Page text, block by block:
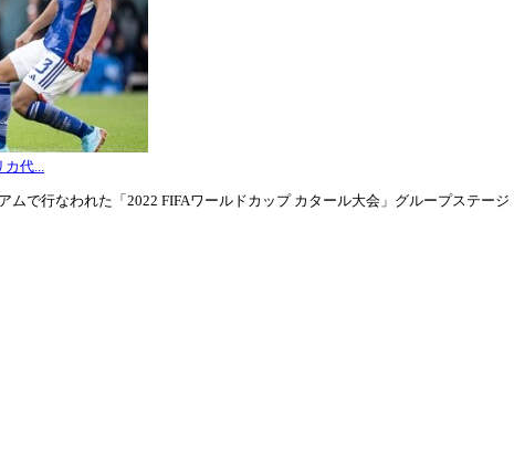
カ代...
で行なわれた「2022 FIFAワールドカップ カタール大会」グループステージ